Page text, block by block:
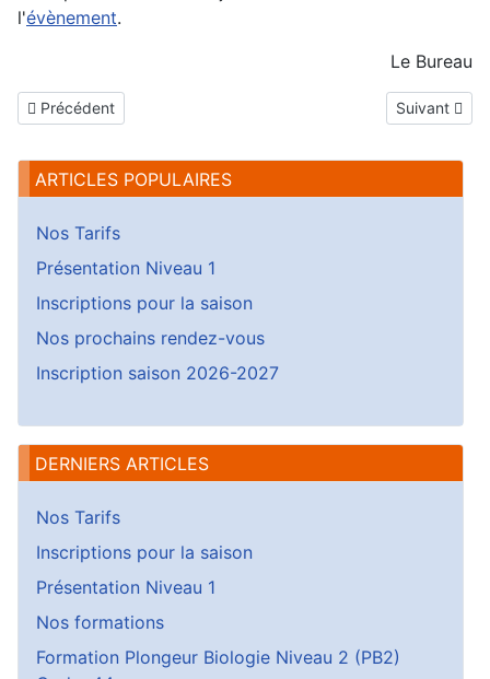
l'évènement.
Le Bureau
Article précédent : Photos Sortie Crozon
Précédent Article
Suivant
ARTICLES POPULAIRES
Nos Tarifs
Présentation Niveau 1
Inscriptions pour la saison
Nos prochains rendez-vous
Inscription saison 2026-2027
DERNIERS ARTICLES
Nos Tarifs
Inscriptions pour la saison
Présentation Niveau 1
Nos formations
Formation Plongeur Biologie Niveau 2 (PB2)